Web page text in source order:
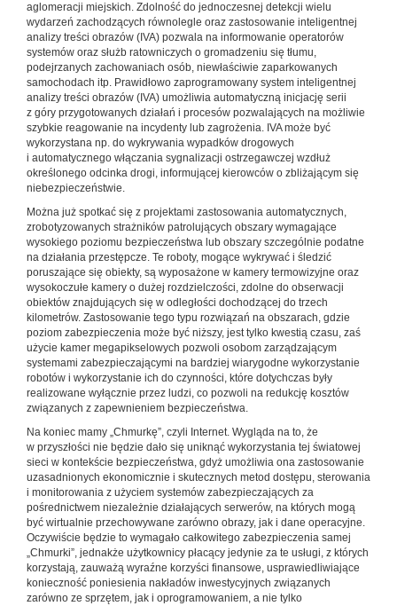
aglomeracji miejskich. Zdolność do jednoczesnej detekcji wielu
wydarzeń zachodzących równolegle oraz zastosowanie inteligentnej
analizy treści obrazów (IVA) pozwala na informowanie operatorów
systemów oraz służb ratowniczych o gromadzeniu się tłumu,
podejrzanych zachowaniach osób, niewłaściwie zaparkowanych
samochodach itp. Prawidłowo zaprogramowany system inteligentnej
analizy treści obrazów (IVA) umożliwia automatyczną inicjację serii
z góry przygotowanych działań i procesów pozwalających na możliwie
szybkie reagowanie na incydenty lub zagrożenia. IVA może być
wykorzystana np. do wykrywania wypadków drogowych
i automatycznego włączania sygnalizacji ostrzegawczej wzdłuż
określonego odcinka drogi, informującej kierowców o zbliżającym się
niebezpieczeństwie.
Można już spotkać się z projektami zastosowania automatycznych,
zrobotyzowanych strażników patrolujących obszary wymagające
wysokiego poziomu bezpieczeństwa lub obszary szczególnie podatne
na działania przestępcze. Te roboty, mogące wykrywać i śledzić
poruszające się obiekty, są wyposażone w kamery termowizyjne oraz
wysokoczułe kamery o dużej rozdzielczości, zdolne do obserwacji
obiektów znajdujących się w odległości dochodzącej do trzech
kilometrów. Zastosowanie tego typu rozwiązań na obszarach, gdzie
poziom zabezpieczenia może być niższy, jest tylko kwestią czasu, zaś
użycie kamer megapikselowych pozwoli osobom zarządzającym
systemami zabezpieczającymi na bardziej wiarygodne wykorzystanie
robotów i wykorzystanie ich do czynności, które dotychczas były
realizowane wyłącznie przez ludzi, co pozwoli na redukcję kosztów
związanych z zapewnieniem bezpieczeństwa.
Na koniec mamy „Chmurkę”, czyli Internet. Wygląda na to, że
w przyszłości nie będzie dało się uniknąć wykorzystania tej światowej
sieci w kontekście bezpieczeństwa, gdyż umożliwia ona zastosowanie
uzasadnionych ekonomicznie i skutecznych metod dostępu, sterowania
i monitorowania z użyciem systemów zabezpieczających za
pośrednictwem niezależnie działających serwerów, na których mogą
być wirtualnie przechowywane zarówno obrazy, jak i dane operacyjne.
Oczywiście będzie to wymagało całkowitego zabezpieczenia samej
„Chmurki”, jednakże użytkownicy płacący jedynie za te usługi, z których
korzystają, zauważą wyraźne korzyści finansowe, usprawiedliwiające
konieczność poniesienia nakładów inwestycyjnych związanych
zarówno ze sprzętem, jak i oprogramowaniem, a nie tylko